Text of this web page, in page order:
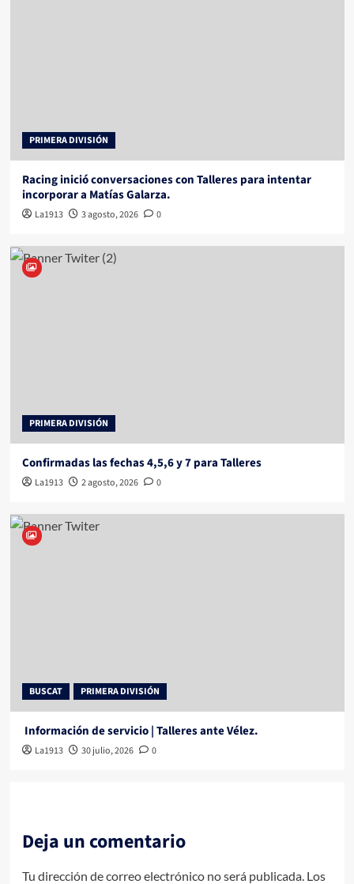
PRIMERA DIVISIÓN
Racing inició conversaciones con Talleres para intentar
incorporar a Matías Galarza.
La1913 3 agosto, 2026 0
PRIMERA DIVISIÓN
Confirmadas las fechas 4,5,6 y 7 para Talleres
La1913 2 agosto, 2026 0
BUSCAT PRIMERA DIVISIÓN
Información de servicio | Talleres ante Vélez.
La1913 30 julio, 2026 0
Deja un comentario
Tu dirección de correo electrónico no será publicada. Los